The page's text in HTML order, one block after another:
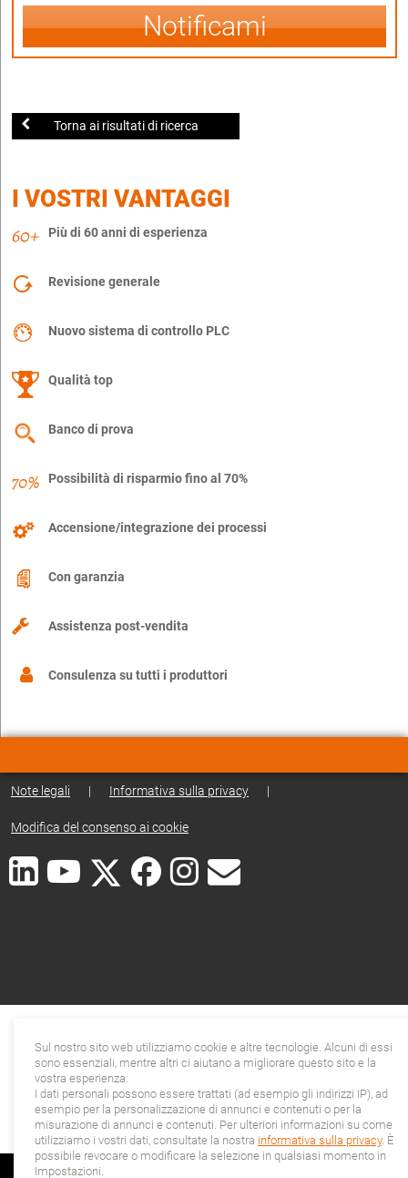
Notificami
Torna ai risultati di ricerca
I VOSTRI VANTAGGI
Più di 60 anni di esperienza
Revisione generale
Nuovo sistema di controllo PLC
Qualità top
Banco di prova
Possibilità di risparmio fino al 70%
Accensione/integrazione dei processi
Con garanzia
Assistenza post-vendita
Consulenza su tutti i produttori
Note legali | Informativa sulla privacy |
Modifica del consenso ai cookie
Sul nostro sito web utilizziamo cookie e altre tecnologie. Alcuni di essi
sono essenziali, mentre altri ci aiutano a migliorare questo sito e la
vostra esperienza.
I dati personali possono essere trattati (ad esempio gli indirizzi IP), ad
esempio per la personalizzazione di annunci e contenuti o per la
misurazione di annunci e contenuti. Per ulteriori informazioni su come
utilizziamo i vostri dati, consultate la nostra informativa sulla privacy. È
possibile revocare o modificare la selezione in qualsiasi momento in
Impostazioni.